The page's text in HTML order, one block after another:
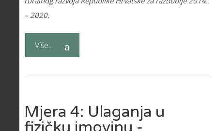
– 2020.
Više...
Mjera 4: Ulaganja u